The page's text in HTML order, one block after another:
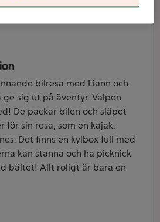
bilresa med Liann och
ge sig ut på äventyr. Valpen
De packar bilen och släpet
för sin resa, som en kajak,
Det finns en kylbox full med
kan stanna och ha picknick
bältet! Allt roligt är bara en